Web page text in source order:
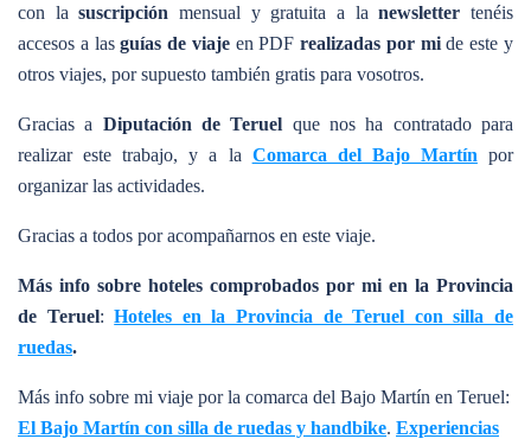
con lasuscripción mensual y gratuita a lanewsletter tenéis
accesos a lasguías de viajeen PDFrealizadas por mide este y
otros viajes, por supuesto también gratis para vosotros.
Gracias a Diputación de Teruel que nos ha contratado para
realizar este trabajo, y a la Comarca del Bajo Martín por
organizar las actividades.
Gracias a todos por acompañarnos en este viaje.
Más info sobre hoteles comprobados por mi en la Provincia
de Teruel:Hoteles en la Provincia de Teruel con silla de
ruedas.
Más info sobre mi viaje por la comarca del Bajo Martín en Teruel:
El Bajo Martín con silla de ruedas y handbike. Experiencias